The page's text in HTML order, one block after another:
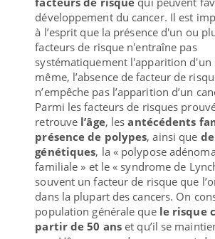
développement du cancer. Il est
à l’esprit que la présence d'un ou
facteurs de risque n'entraîne pas
systématiquement l'apparition d'un
même, l’absence de facteur de
n’empêche pas l’apparition d’un
Parmi les facteurs de risques
retrouve l’âge, lesantécédents
présence de polypes, ainsi que
génétiques, la « polypose
familiale » et le « syndrome de
souvent un facteur de risque que
dans la plupart des cancers. On
population générale que le risque
partir de 50 ans et qu’il se